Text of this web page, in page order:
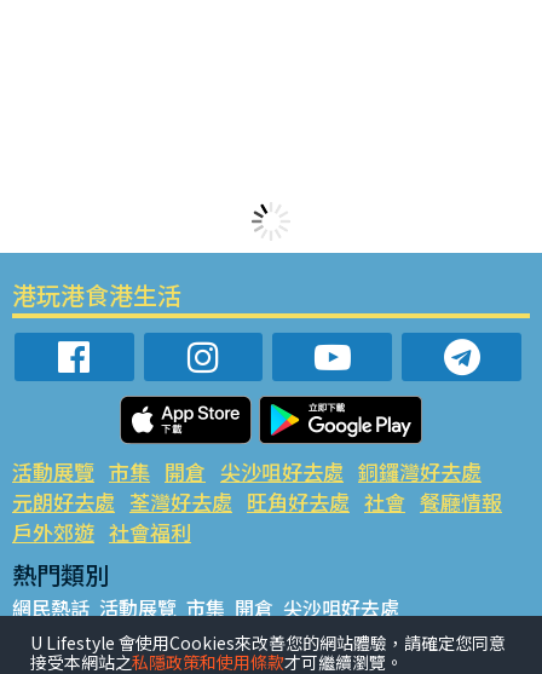
港玩港食港生活
活動展覽 市集 開倉 尖沙咀好去處 銅鑼灣好去處
元朗好去處 荃灣好去處 旺角好去處 社會 餐廳情報
戶外郊遊 社會福利
熱門類別
網民熱話 活動展覽 市集 開倉 尖沙咀好去處
銅鑼灣好去處 元朗好去處 荃灣好去處 旺角好去處 社會
餐廳情報 戶外郊遊
U Lifestyle 會使用Cookies來改善您的網站體驗，請確定您同意
接受本網站之私隱政策和使用條款才可繼續瀏覽。